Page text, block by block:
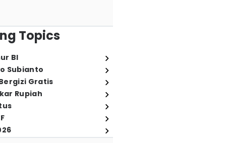
Topics
BI
Subianto
Gratis
Rupiah